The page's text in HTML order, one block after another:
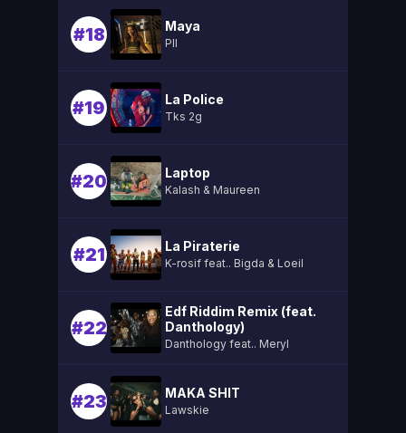
#18 Maya
Pll
#19 La Police
Tks 2g
#20 Laptop
Kalash & Maureen
#21 La Piraterie
K-rosif feat.. Bigda & Loeil
#22
Edf Riddim Remix (feat.
Danthology)
Danthology feat.. Meryl
#23 MAKA SHIT
Lawskie